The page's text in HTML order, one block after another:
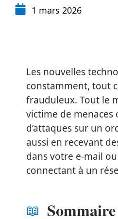
1 mars 2026
Les nouvelles
constamment, tout
frauduleux. Tout le
victime de menaces
d’attaques sur un
aussi en recevant
dans votre e-mail
connectant à un
Sommaire